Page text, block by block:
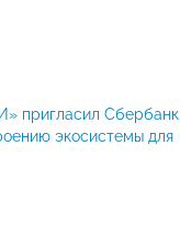
пригласил Сбербанк
экосистемы для